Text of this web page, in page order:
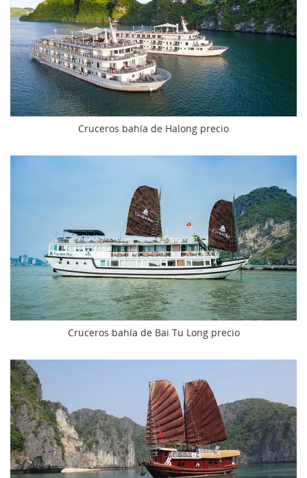
Cruceros bahía de Halong precio
Cruceros bahía de Bai Tu Long precio